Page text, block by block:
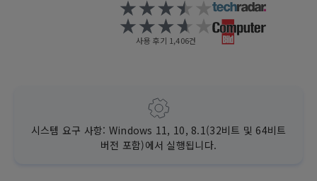
사용 후기 1,406건
시스템 요구 사항: Windows 11, 10, 8.1(32비트 및 64비트
버전 포함)에서 실행됩니다.